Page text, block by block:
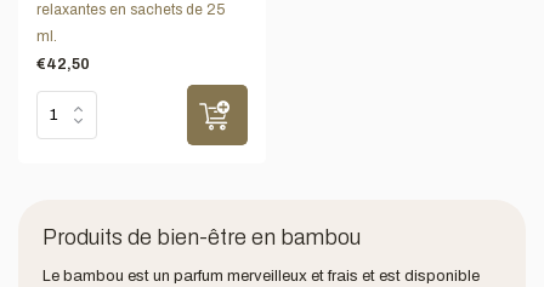
relaxantes en sachets de 25
ml.
€42,50
Produits de bien-être en bambou
Le bambou est un parfum merveilleux et frais et est disponible